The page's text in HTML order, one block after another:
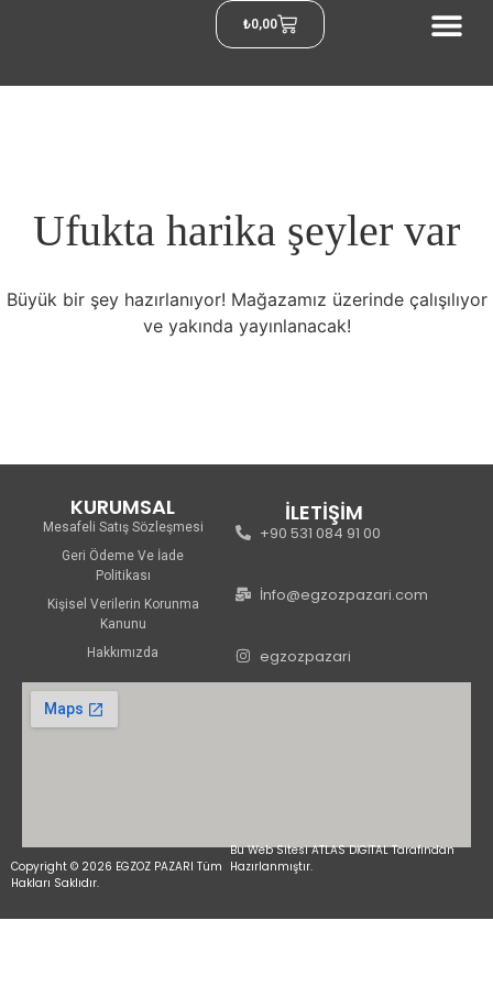
₺0,00
Ufukta harika şeyler var
Büyük bir şey hazırlanıyor! Mağazamız üzerinde çalışılıyor
ve yakında yayınlanacak!
KURUMSAL
Mesafeli Satış Sözleşmesi
Geri Ödeme Ve İade
Politikası
Kişisel Verilerin Korunma
Kanunu
Hakkımızda
İLETİŞİM
+90 531 084 91 00
İnfo@egzozpazari.com
egzozpazari
Copyright © 2026 EGZOZ PAZARI Tüm
Hakları Saklıdır.
Bu Web Sitesi ATLAS DİGİTAL Tarafından
Hazırlanmıştır.